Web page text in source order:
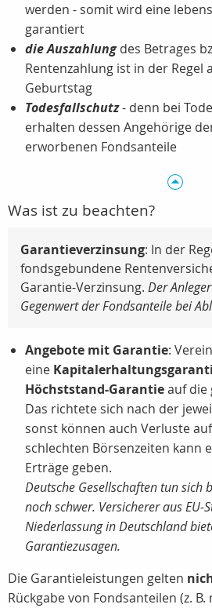
werden - somit wird eine
garantiert
die Auszahlungdes Betrages
Rentenzahlung ist in der Regel
Geburtstag
Todesfallschutz- denn bei
erhalten dessen Angehörige
erworbenen Fondsanteile
Was ist zu beachten?
Garantieverzinsung: In der
fondsgebundene
Garantie-Verzinsung. Der
Gegenwert der Fondsanteile bei
Angebote mit Garantie:
eine
Höchststand-Garantieauf die
Das richtete sich nach der
sonst können auch Verluste
schlechten Börsenzeiten kann
Erträge geben.
Deutsche Gesellschaften tun sich
noch schwer. Versicherer aus EU-
Niederlassung in Deutschland
Garantiezusagen.
Die Garantieleistungen gelten
Rückgabe von Fondsanteilen (z.